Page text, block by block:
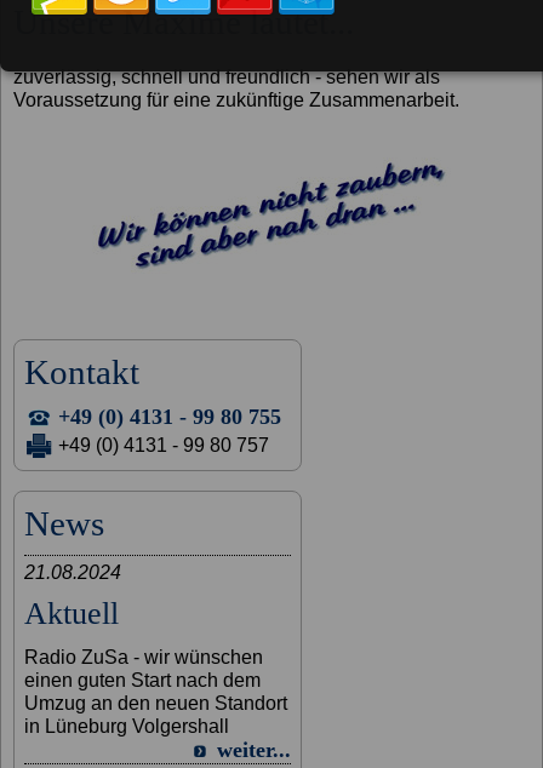
Unsere Maxime lautet...
zuverlässig, schnell und freundlich - sehen wir als
Voraussetzung für eine zukünftige Zusammenarbeit.
Kontakt
+49 (0) 4131 - 99 80 755
+49 (0) 4131 - 99 80 757
News
21.08.2024
Aktuell
Radio ZuSa - wir wünschen
einen guten Start nach dem
Umzug an den neuen Standort
in Lüneburg Volgershall
weiter...